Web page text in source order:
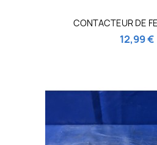
CONTACTEUR DE
12,99 €